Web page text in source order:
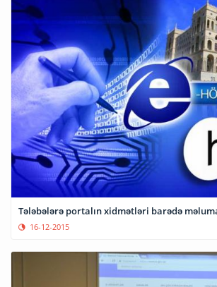
Tələbələrə portalın xidmətləri barədə
16-12-2015